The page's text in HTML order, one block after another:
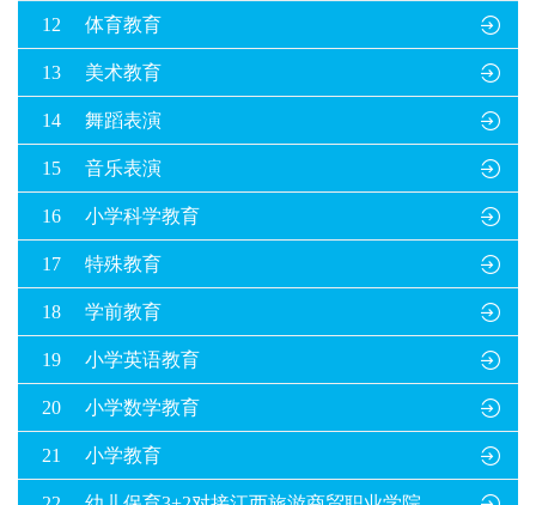

12 体育教育

13 美术教育

14 舞蹈表演

15 音乐表演

16 小学科学教育

17 特殊教育

18 学前教育

19 小学英语教育

20 小学数学教育

21 小学教育